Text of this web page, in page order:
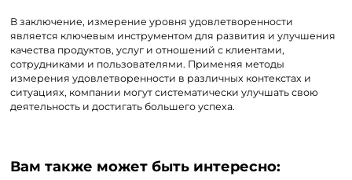
В заключение, измерение уровня удовлетворенности
является ключевым инструментом для развития и улучшения
качества продуктов, услуг и отношений с клиентами,
сотрудниками и пользователями. Применяя методы
измерения удовлетворенности в различных контекстах и
ситуациях, компании могут систематически улучшать свою
деятельность и достигать большего успеха.
Вам также может быть интересно: